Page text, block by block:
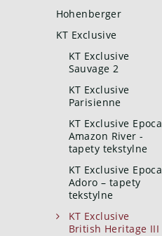
Hohenberger
KT Exclusive
KT Exclusive
Sauvage 2
KT Exclusive
Parisienne
KT Exclusive Epoca
Amazon River -
tapety tekstylne
KT Exclusive Epoca
Adoro – tapety
tekstylne
KT Exclusive
British Heritage III